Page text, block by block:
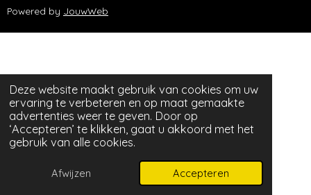
Deze website maakt gebruik van cookies om uw
ervaring te verbeteren en op maat gemaakte
advertenties weer te geven. Door op
‘Accepteren’ te klikken, gaat u akkoord met het
gebruik van alle cookies.
Afwijzen Accepteren
Powered by JouwWeb